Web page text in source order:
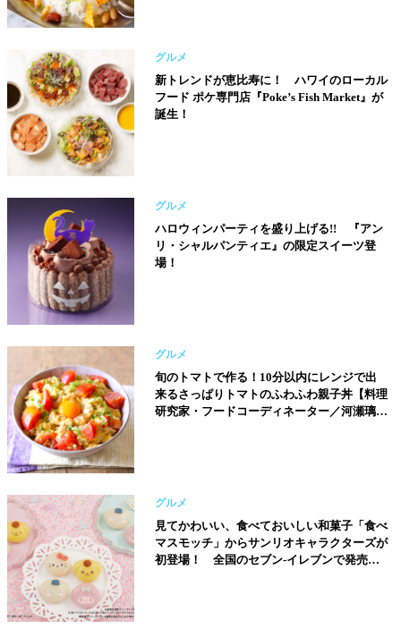
グルメ
新トレンドが恵比寿に！ ハワイのローカル
フード ポケ専門店『Poke’s Fish Market』が
誕生！
グルメ
ハロウィンパーティを盛り上げる!! 『アン
リ・シャルパンティエ』の限定スイーツ登
場！
グルメ
旬のトマトで作る！10分以内にレンジで出
来るさっぱりトマトのふわふわ親子丼【料理
研究家・フードコーディネーター／河瀬璃菜
グルメ
見てかわいい、食べておいしい和菓子「食べ
マスモッチ」からサンリオキャラクターズが
初登場！ 全国のセブン-イレブンで発売開